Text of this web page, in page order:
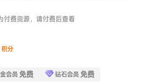
付费资源，请付费后查看
积分
会员 免费 钻石会员 免费